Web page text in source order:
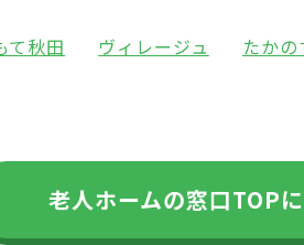
て秋田 ヴィレージュ たか
老人ホームの窓口TOP